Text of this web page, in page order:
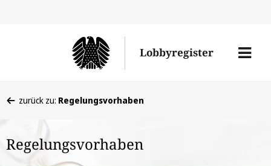
Lobbyregister
Menü
befinden
hier:
zurück zu: Regelungsvorhaben
Regelungsvorhaben